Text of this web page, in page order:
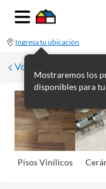
Ingresa tu ubicación
Mostraremos los
disponibles para
Volver
Pisos Viní­licos